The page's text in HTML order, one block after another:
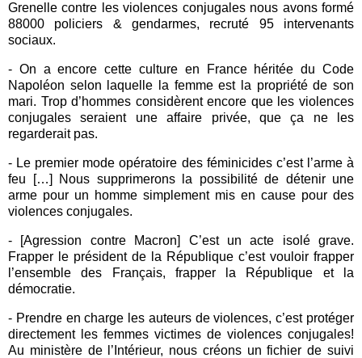
Grenelle contre les violences conjugalesnous avons formé
88000 policiers & gendarmes, recruté 95 intervenants
sociaux.
- On a encore cette culture en France héritée du Code
Napoléon selon laquelle la femme est la propriété de son
mari. Trop d’hommes considèrent encore que les violences
conjugales seraient une affaire privée, que ça ne les
regarderait pas.
- Le premier mode opératoire des féminicides c’est l’arme à
feu […] Nous supprimerons la possibilité de détenir une
arme pour un homme simplement mis en cause pour des
violences conjugales.
- [Agression contre Macron] C’est un acte isolé grave.
Frapper le président de la République c’est vouloir frapper
l’ensemble des Français, frapper la République et la
démocratie.
- Prendre en charge les auteurs de violences, c’est protéger
directement les femmes victimes de violences conjugales!
Au ministère de l’ Intérieur, nous créons un fichier de suivi